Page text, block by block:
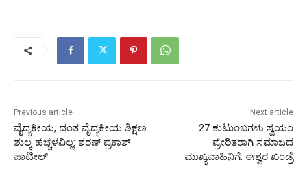
Previous article
ವೈದ್ಯಕೀಯ, ದಂತ ವೈದ್ಯಕೀಯ ಶಿಕ್ಷಣ
ಶುಲ್ಕ ಹೆಚ್ಚಳವಿಲ್ಲ: ಶರಣ್‌ ಪ್ರಕಾಶ್‌
ಪಾಟೀಲ್
Next article
27 ಕುಟುಂಬಗಳು ಸ್ವಯಂ
ಪ್ರೇರಿತರಾಗಿ ಸಮಾಜದ
ಮುಖ್ಯವಾಹಿನಿಗೆ: ಈಶ್ವರ ಖಂಡ್ರೆ